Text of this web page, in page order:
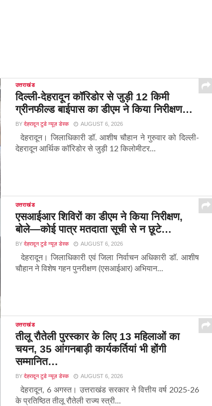
उत्तराखंड
दिल्ली-देहरादून कॉरिडोर से जुड़ी 12 किमी
ग्रीनफील्ड बाईपास का डीएम ने किया निरीक्षण…
BY देहरादून टुडे न्यूज़ डेस्क AUGUST 6, 2026
देहरादून। जिलाधिकारी डॉ. आशीष चौहान ने गुरुवार को दिल्ली-
देहरादून आर्थिक कॉरिडोर से जुड़ी 12 किलोमीटर...
उत्तराखंड
एसआईआर शिविरों का डीएम ने किया निरीक्षण,
बोले—कोई पात्र मतदाता सूची से न छूटे…
BY देहरादून टुडे न्यूज़ डेस्क AUGUST 6, 2026
देहरादून। जिलाधिकारी एवं जिला निर्वाचन अधिकारी डॉ. आशीष
चौहान ने विशेष गहन पुनरीक्षण (एसआईआर) अभियान...
उत्तराखंड
तीलू रौतेली पुरस्कार के लिए 13 महिलाओं का
चयन, 35 आंगनबाड़ी कार्यकर्तियां भी होंगी
सम्मानित…
BY देहरादून टुडे न्यूज़ डेस्क AUGUST 6, 2026
देहरादून, 6 अगस्त। उत्तराखंड सरकार ने वित्तीय वर्ष 2025-26
के प्रतिष्ठित तीलू रौतेली राज्य स्त्री...